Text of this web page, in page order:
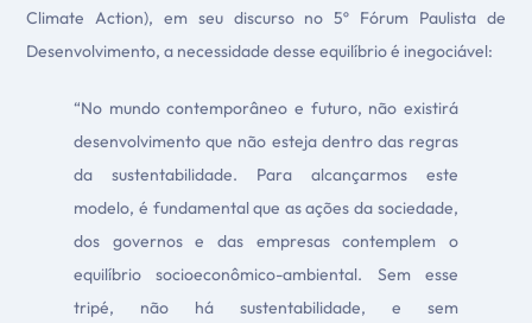
Climate Action), em seu discurso no 5º Fórum Paulista de
Desenvolvimento, a necessidade desse equilíbrio é inegociável:
“No mundo contemporâneo e futuro, não existirá
desenvolvimento que não esteja dentro das regras
da sustentabilidade. Para alcançarmos este
modelo, é fundamental que as ações da sociedade,
dos governos e das empresas contemplem o
equilíbrio socioeconômico-ambiental. Sem esse
tripé, não há sustentabilidade, e sem